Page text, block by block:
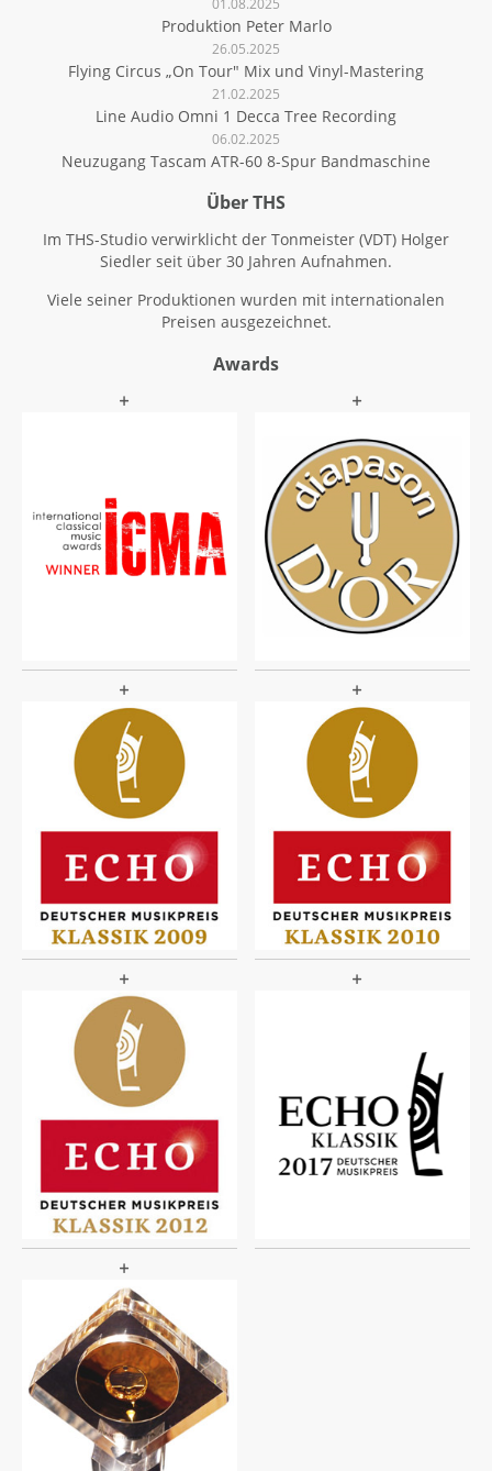
Produktion Peter Marlo
26.05.2025
Flying Circus „On Tour" Mix und Vinyl-Mastering
21.02.2025
Line Audio Omni 1 Decca Tree Recording
06.02.2025
Neuzugang Tascam ATR-60 8-Spur Bandmaschine
Über THS
Im THS-Studio verwirklicht der Tonmeister (VDT) Holger
Siedler seit über 30 Jahren Aufnahmen.
Viele seiner Produktionen wurden mit internationalen
Preisen ausgezeichnet.
Awards